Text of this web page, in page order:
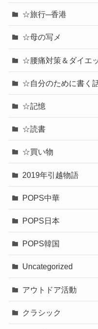
☆旅行─香港
☆母の写メ
☆腰痛対策＆ダイエ
☆自分のために書く
☆記憶
☆読書
☆買い物
2019年引越物語
POPS中華
POPS日本
POPS韓国
Uncategorized
アウトドア活動
クラシック